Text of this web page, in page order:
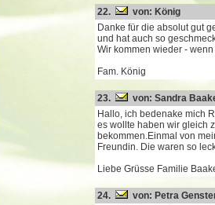
22. von: König
Danke für die absolut gut
und hat auch so
Wir kommen wieder -
Fam. König
23. von: Sandra
Hallo, ich bedenake mich
es wollte haben wir gleich
bekommen.Einmal von
Freundin. Die waren so
Liebe Grüsse Familie
24. von: Petra